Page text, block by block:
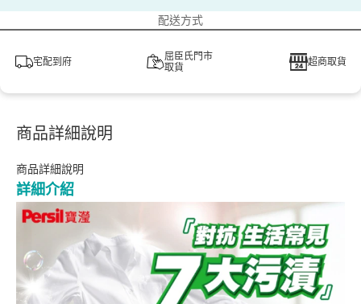
配送方式
宅配到府
屈臣氏門市
取貨
超商取貨
商品詳細說明
商品詳細說明
詳細介紹